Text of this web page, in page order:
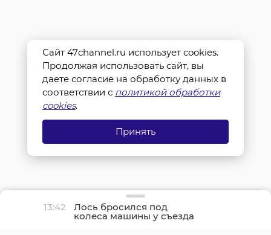
13:42 Лось бросился под
колеса машины у съезда
с КАД на Шафировском
Сайт 47channel.ru использует cookies.
Продолжая использовать сайт, вы
даете согласие на обработку данных в
соответствии с политикой обработки
cookies.
Принять